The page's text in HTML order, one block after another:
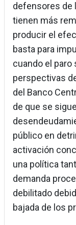
defensores de
tienen más
producir el
basta para
cuando el paro
perspectivas
del Banco
de que se
público en
activación
una política
demanda
debilitado
bajada de los